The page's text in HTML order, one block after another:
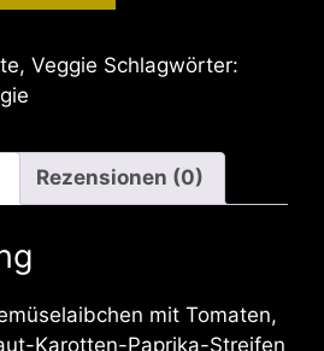
, Veggie Schlagwörter:
Rezensionen (0)
mit Tomaten,
Karotten-Paprika-Streifen